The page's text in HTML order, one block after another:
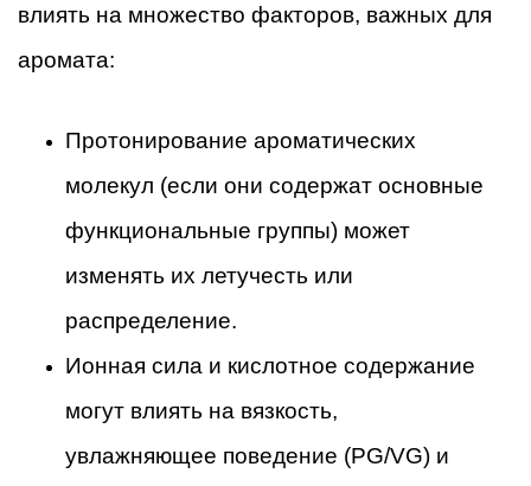
влиять на множество факторов, важных для
аромата:
Протонирование ароматических
молекул (если они содержат основные
функциональные группы) может
изменять их летучесть или
распределение.
Ионная сила и кислотное содержание
могут влиять на вязкость,
увлажняющее поведение (PG/VG) и